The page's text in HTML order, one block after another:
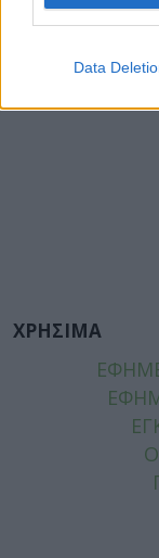
Data
ΧΡΗΣΙΜΑ